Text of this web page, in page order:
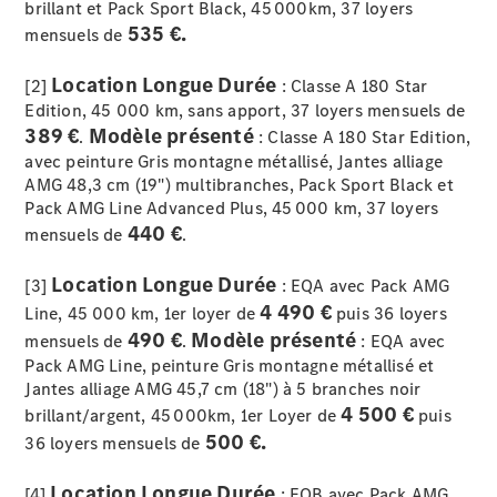
Rechercher
un
Distributeur
Après-Vente
brillant et Pack Sport Black, 45 000km, 37 loyers
mensuels de 535 €.
[2] Location Longue Durée : Classe A 180 Star
Edition, 45 000 km, sans apport, 37 loyers mensuels de
389 €. Modèle présenté: Classe A 180 Star Edition,
avec peinture Gris montagne métallisé, Jantes alliage
AMG 48,3 cm (19") multibranches, Pack Sport Black et
Pack AMG Line Advanced Plus, 45 000 km, 37 loyers
mensuels de 440 €.
[3] Location Longue Durée : EQA avec Pack AMG
Line, 45 000 km, 1er loyer de4 490 €puis 36 loyers
mensuels de 490 €. Modèle présenté : EQA avec
Pack AMG Line, peinture Gris montagne métallisé et
Jantes alliage AMG 45,7 cm (18") à 5 branches noir
brillant/argent, 45 000km, 1er Loyer de4 500 €puis
36 loyers mensuels de 500 €.